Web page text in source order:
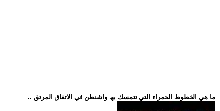
.. ما هي الخطوط الحمراء التي تتمسك بها واشنطن في الاتفاق المرتق